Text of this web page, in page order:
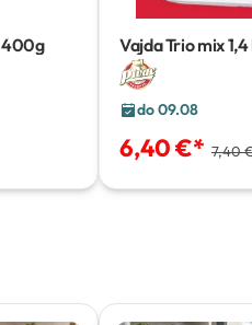
400g Vajda Trio mix
do 09.08
6,40 €* 7,40